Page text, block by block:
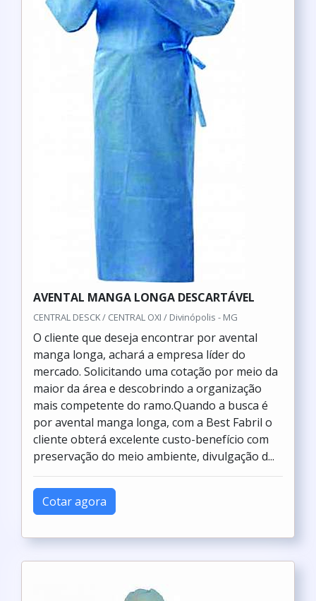
AVENTAL MANGA LONGA DESCARTÁVEL
CENTRAL DESCK / CENTRAL OXI / Divinópolis - MG
O cliente que deseja encontrar por avental
manga longa, achará a empresa líder do
mercado. Solicitando uma cotação por meio da
maior da área e descobrindo a organização
mais competente do ramo.Quando a busca é
por avental manga longa, com a Best Fabril o
cliente obterá excelente custo-benefício com
preservação do meio ambiente, divulgação d...
Cotar agora